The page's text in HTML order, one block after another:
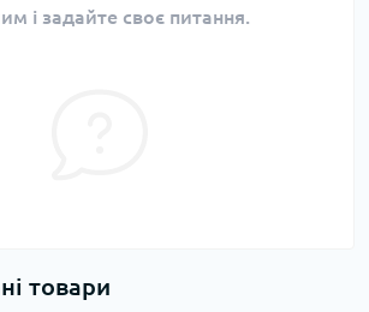
і задайте своє питання.
товари